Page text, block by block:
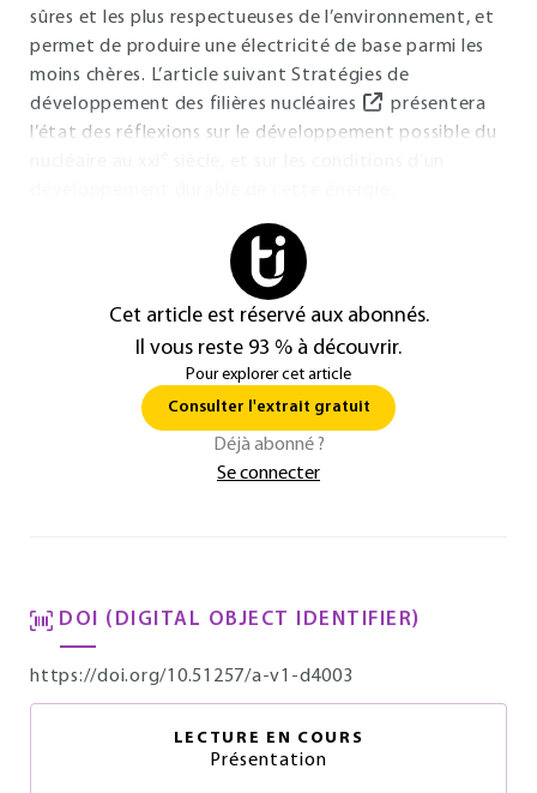
sûres et les plus respectueuses de l’environnement, et
permet de produire une électricité de base parmi les
moins chères. L’article suivant Stratégies de
développement des filières nucléaires
présentera
l’état des réflexions sur le développement possible du
Cet article est réservé aux abonnés.
Il vous reste 93 % à découvrir.
Pour explorer cet article
Consulter l'extrait gratuit
Déjà abonné ?
Se connecter
DOI (DIGITAL OBJECT IDENTIFIER)
https://doi.org/10.51257/a-v1-d4003
LECTURE EN COURS
Présentation